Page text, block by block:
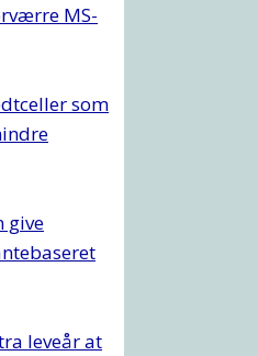
MS-
som
give
leveår at